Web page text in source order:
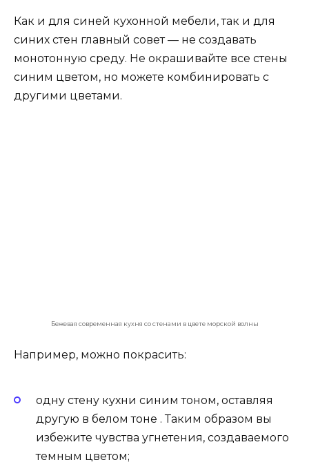
Как и для синей кухонной мебели, так и для
синих стен главный совет — не создавать
монотонную среду. Не окрашивайте все стены
синим цветом, но можете комбинировать с
другими цветами.
изменение оттенка синего для каждой
стены.В результате чего комната будет
белым и синим;
и еще один способ сделать кухню
элегантной — это сделать контраст между